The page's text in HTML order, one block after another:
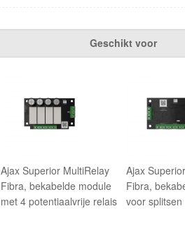
Geschikt voor
Ajax Superior MultiRelay
Fibra, bekabelde module
met 4 potentiaalvrije relais
Ajax
Fibra,
voor